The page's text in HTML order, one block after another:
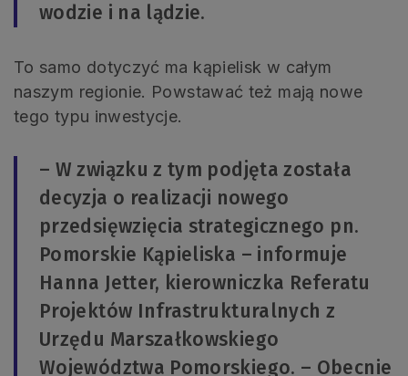
wodzie i na lądzie.
To samo dotyczyć ma kąpielisk w całym
naszym regionie. Powstawać też mają nowe
tego typu inwestycje.
– W związku z tym podjęta została
decyzja o realizacji nowego
przedsięwzięcia strategicznego pn.
Pomorskie Kąpieliska – informuje
Hanna Jetter, kierowniczka Referatu
Projektów Infrastrukturalnych z
Urzędu Marszałkowskiego
Województwa Pomorskiego. – Obecnie